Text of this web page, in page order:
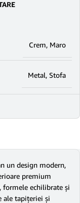
Crem, Maro
Metal, Stofa
un design modern,
premium
formele echilibrate și
ale tapițeriei și